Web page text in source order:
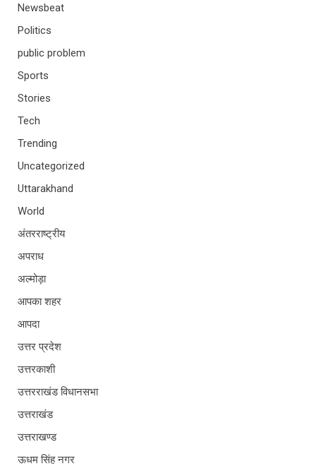
Newsbeat
Politics
public problem
Sports
Stories
Tech
Trending
Uncategorized
Uttarakhand
World
अंतरराष्ट्रीय
अपराध
अल्मोड़ा
आपका शहर
आपदा
उत्तर प्रदेश
उत्तरकाशी
उत्तरराखंड विधानसभा
उत्तराखंड
उत्तराखण्ड
ऊधम सिंह नगर